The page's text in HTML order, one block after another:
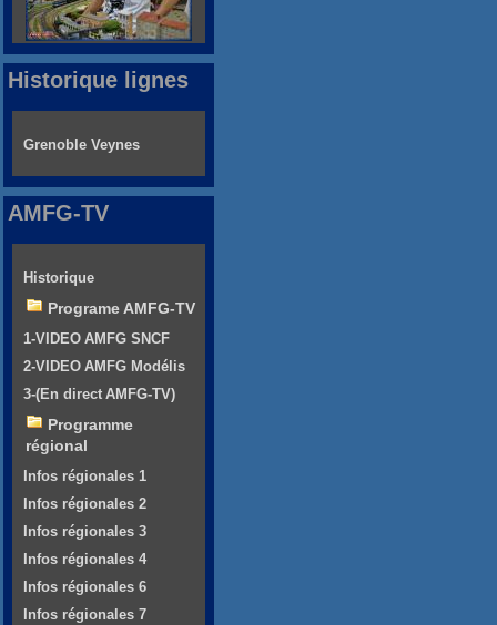
Historique lignes
Grenoble Veynes
AMFG-TV
Historique
Programe AMFG-TV
1-VIDEO AMFG SNCF
2-VIDEO AMFG Modélis
3-(En direct AMFG-TV)
Programme
régional
Infos régionales 1
Infos régionales 2
Infos régionales 3
Infos régionales 4
Infos régionales 6
Infos régionales 7